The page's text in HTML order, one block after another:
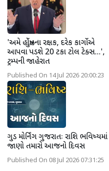
'અમે હોર્મુઝના રક્ષક, દરેક કાર્ગોએ
આપવા પડશે 20 ટકા ટોલ ટેક્સ...',
ટ્રમ્પની જાહેરાત
Published On 14 Jul 2026 20:00:23
ગુડ મોર્નિંગ ગુજરાતઃ રાશિ ભવિષ્યમાં
જાણો તમારો આજનો દિવસ
Published On 08 Jul 2026 07:31:25